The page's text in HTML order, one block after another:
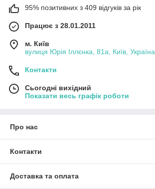
95% позитивних з 409 відгуків за рік
Працює з 28.01.2011
м. Київ
вулиця Юрія Іллєнка, 81а, Київ, Україна
Контакти
Сьогодні вихідний
Показати весь графік роботи
Про нас
Контакти
Доставка та оплата